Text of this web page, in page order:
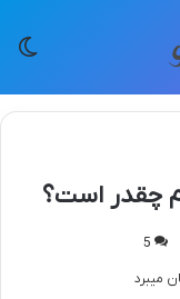
چقدر است؟
5